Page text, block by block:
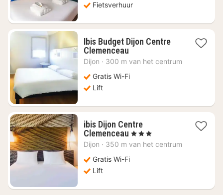
Fietsverhuur
Ibis Budget Dijon Centre
Clemenceau4
nachten
€
Dijon · 300 m van het centrum
Gratis Wi-Fi
Lift
ibis Dijon Centre
Clemenceau 4
nachten
, 3 Sterren
Dijon · 350 m van het centrum
Gratis Wi-Fi
Lift